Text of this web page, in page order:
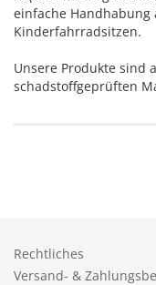
einfache Handhabung
Kinderfahrradsitzen.
Unsere Produkte sind
schadstoffgeprüften
Rechtliches
Versand- &